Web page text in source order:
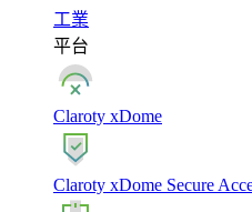
工業
平台
Claroty xDome
Claroty xDome Secure